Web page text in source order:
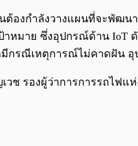
ต้องกำลังวางแผนที่จะพัฒน
ป้าหมาย ซึ่งอุปกรณ์ด้าน
กรณีเหตุการณ์ไม่คาดฝัน
วช รองผู้ว่าการการรถไฟแ